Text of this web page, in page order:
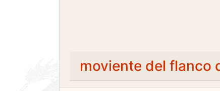
moviente del flanco